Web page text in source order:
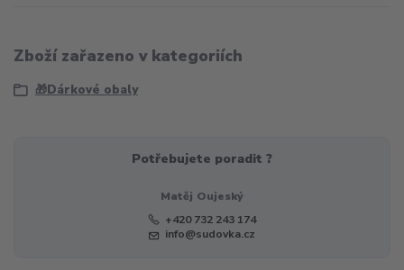
Zboží zařazeno v kategoriích
🎁Dárkové obaly
Potřebujete poradit ?
Matěj Oujeský
+420 732 243 174
info@sudovka.cz